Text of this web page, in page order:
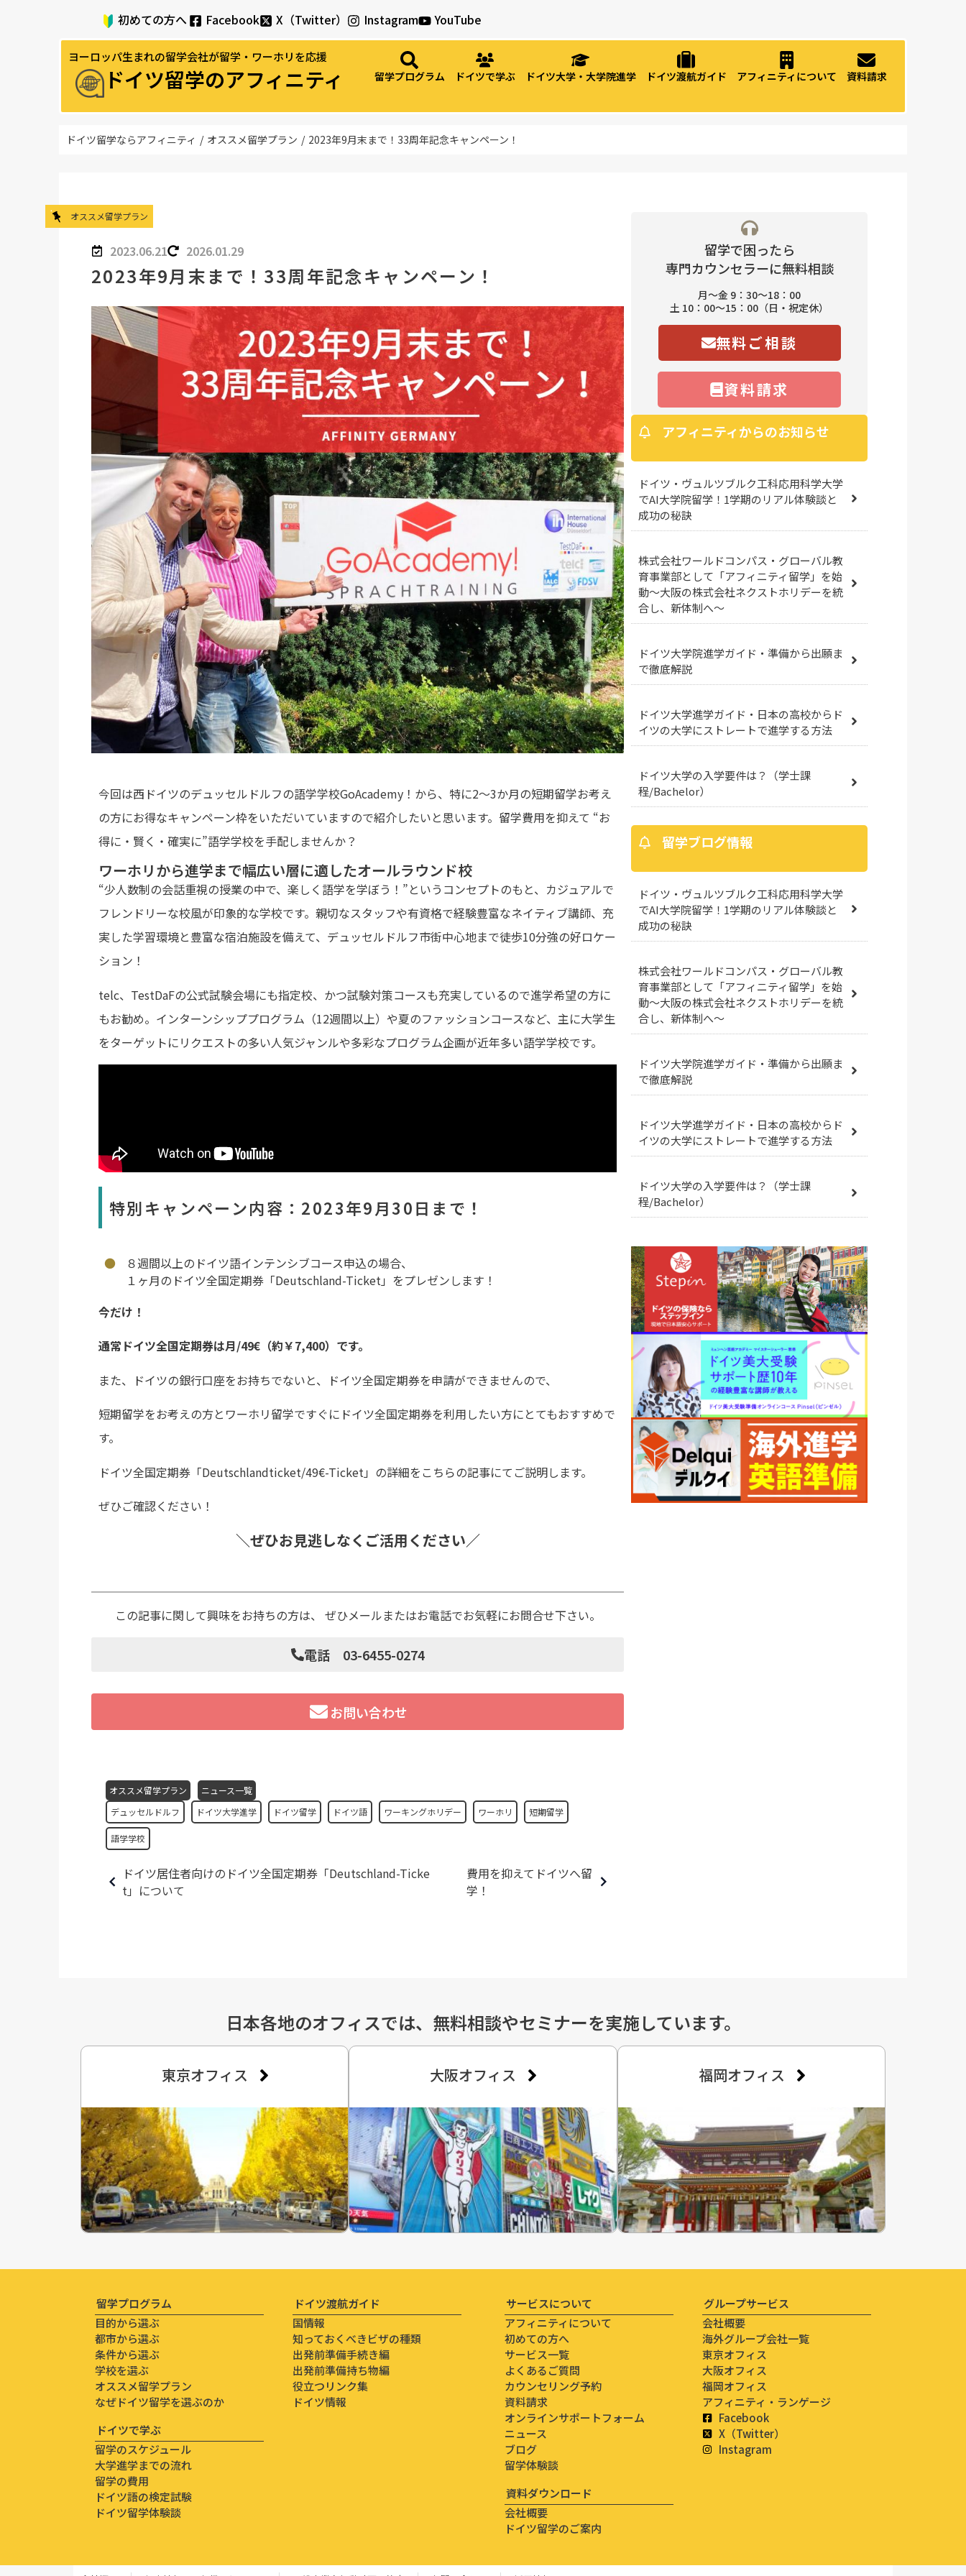
初めての方へ Facebook X（Twitter） Instagram YouTube
ヨーロッパ生まれの留学会社が留学・ワーホリを応援
ドイツ留学のアフィニティ 留学プログラム ドイツで学ぶ ドイツ大学・大学院進学 ドイツ渡航ガイド アフィニティについて 資料請求
ドイツ留学ならアフィニティ / オススメ留学プラン / 2023年9月末まで！33周年記念キャンペーン！
オススメ留学プラン
2023.06.21 2026.01.29
2023年9月末まで！33周年記念キャンペーン！
今回は西ドイツのデュッセルドルフの語学学校GoAcademy！ から、特に2～3か月の短期留学お考え
の方にお得なキャンペーン枠をいただいていますので紹介したいと思います。留学費用を抑えて “お
得に・賢く・確実に”語学学校を手配しませんか？
ワーホリから進学まで幅広い層に適したオールラウンド校
“少人数制の会話重視の授業の中で、楽しく語学を学ぼう！”というコンセプトのもと、カジュアルで
フレンドリーな校風が印象的な学校です。親切なスタッフや有資格で経験豊富なネイティブ講師、充
実した学習環境と豊富な宿泊施設を備えて、デュッセルドルフ市街中心地まで徒歩10分強の好ロケー
ション！
telc、TestDaFの公式試験会場にも指定校、かつ試験対策コースも充実しているので進学希望の方に
もお勧め。インターンシッププログラム（12週間以上）や夏のファッションコースなど、主に大学生
をターゲットにリクエストの多い人気ジャンルや多彩なプログラム企画が近年多い語学学校です。
特別キャンペーン内容：2023年9月30日まで！
８週間以上のドイツ語インテンシブコース申込の場合、
１ヶ月のドイツ全国定期券「Deutschland-Ticket」をプレゼンします！
今だけ！
通常ドイツ全国定期券は月/49€（約￥7,400）です。
また、ドイツの銀行口座をお持ちでないと、ドイツ全国定期券を申請ができませんので、
短期留学をお考えの方とワーホリ留学ですぐにドイツ全国定期券を利用したい方にとてもおすすめで
す。
ドイツ全国定期券「Deutschlandticket/49€-Ticket」の詳細を こちらの記事にてご説明します。
ぜひご確認ください！
＼ぜひお見逃しなくご活用ください／
この記事に関して興味をお持ちの方は、 ぜひメールまたはお電話でお気軽にお問合せ下さい。
電話 03-6455-0274
お問い合わせ
オススメ留学プラン
ニュース一覧
デュッセルドルフ
ドイツ大学進学 ドイツ留学 ドイツ語 ワーキングホリデー ワーホリ 短期留学
語学学校
ドイツ居住者向けのドイツ全国定期券「Deutschland-Ticke
t」について
費用を抑えてドイツへ留
学！
留学で困ったら
専門カウンセラーに無料相談
月〜金 9：30〜18：00
土 10：00〜15：00（日・祝定休）
無料ご相談
資料請求
アフィニティからのお知らせ
ドイツ・ヴュルツブルク工科応用科学大学
でAI大学院留学！1学期のリアル体験談と
成功の秘訣
株式会社ワールドコンパス・グローバル教
育事業部として「アフィニティ留学」を始
動～大阪の株式会社ネクストホリデーを統
合し、新体制へ～
ドイツ大学院進学ガイド・準備から出願ま
で徹底解説
ドイツ大学進学ガイド・日本の高校からド
イツの大学にストレートで進学する方法
ドイツ大学の入学要件は？（学士課
程/Bachelor）
留学ブログ情報
ドイツ・ヴュルツブルク工科応用科学大学
でAI大学院留学！1学期のリアル体験談と
成功の秘訣
株式会社ワールドコンパス・グローバル教
育事業部として「アフィニティ留学」を始
動～大阪の株式会社ネクストホリデーを統
合し、新体制へ～
ドイツ大学院進学ガイド・準備から出願ま
で徹底解説
ドイツ大学進学ガイド・日本の高校からド
イツの大学にストレートで進学する方法
ドイツ大学の入学要件は？（学士課
程/Bachelor）
日本各地のオフィスでは、無料相談やセミナーを実施しています。
東京オフィス 大阪オフィス 福岡オフィス
留学プログラム
目的から選ぶ
都市から選ぶ
条件から選ぶ
学校を選ぶ
オススメ留学プラン
なぜドイツ留学を選ぶのか
ドイツで学ぶ
留学のスケジュール
大学進学までの流れ
留学の費用
ドイツ語の検定試験
ドイツ留学体験談
ドイツ渡航ガイド
国情報
知っておくべきビザの種類
出発前準備手続き編
出発前準備持ち物編
役立つリンク集
ドイツ情報
サービスについて
アフィニティについて
初めての方へ
サービス一覧
よくあるご質問
カウンセリング予約
資料請求
オンラインサポートフォーム
ニュース
ブログ
留学体験談
資料ダウンロード
会社概要
ドイツ留学のご案内
グループサービス
会社概要
海外グループ会社一覧
東京オフィス
大阪オフィス
福岡オフィス
アフィニティ・ランゲージ
Facebook
X（Twitter）
Instagram